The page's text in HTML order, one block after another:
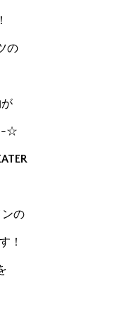
の
)-☆
の
！